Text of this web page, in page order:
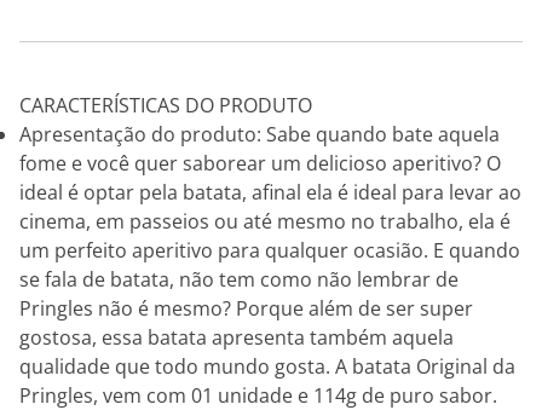
CARACTERÍSTICAS DO PRODUTO
Apresentação do produto: Sabe quando bate aquela
fome e você quer saborear um delicioso aperitivo? O
ideal é optar pela batata, afinal ela é ideal para levar ao
cinema, em passeios ou até mesmo no trabalho, ela é
um perfeito aperitivo para qualquer ocasião. E quando
se fala de batata, não tem como não lembrar de
Pringles não é mesmo? Porque além de ser super
gostosa, essa batata apresenta também aquela
qualidade que todo mundo gosta. A batata Original da
Pringles, vem com 01 unidade e 114g de puro sabor.